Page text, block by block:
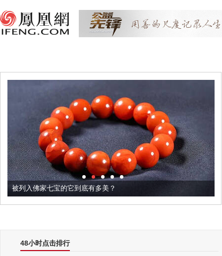
被列入佛家七宝的它到底有多美？
48小时点击排行